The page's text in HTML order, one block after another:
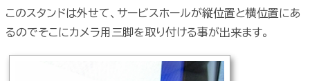
このスタンドは外せて、サービスホールが縦位置と横位置にあ
るのでそこにカメラ用三脚を取り付ける事が出来ます。